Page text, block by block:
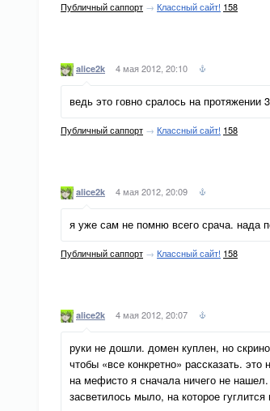
Публичный саппорт → Классный сайт! 158
alice2k 4 мая 2012, 20:10
ведь это говно сралось на протяжении
Публичный саппорт → Классный сайт! 158
alice2k 4 мая 2012, 20:09
я уже сам не помню всего срача. нада
Публичный саппорт → Классный сайт! 158
alice2k 4 мая 2012, 20:07
руки не дошли. домен куплен, но
чтобы «все конкретно» рассказать.
на мефисто я сначала ничего не
засветилось мыло, на которое